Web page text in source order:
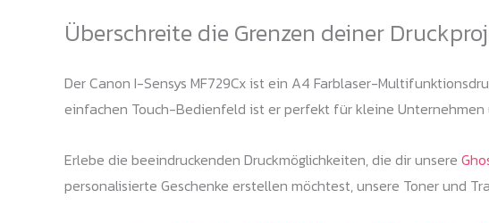
Überschreite die Grenzen deiner
Der Canon I-Sensys MF729Cx ist ein A4 Farblaser-
einfachen Touch-Bedienfeld ist er perfekt für kleine
Erlebe die beeindruckenden Druckmöglichkeiten, die dir unsere
personalisierte Geschenke erstellen möchtest, unsere Toner und